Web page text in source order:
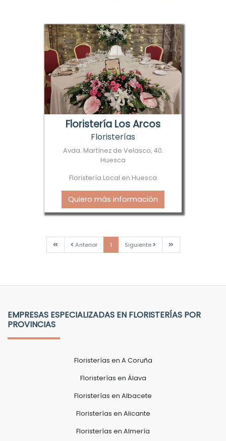
Floristería Los Arcos
Floristerías
Avda. Martínez de Velasco, 40.
Huesca
Floristería Local en Huesca
Quiero más información
PrimeraAnteriorAnterior
1 Siguiente SiguienteÚltima
EMPRESAS ESPECIALIZADAS EN FLORISTERÍAS POR
PROVINCIAS
Floristerías en A Coruña
Floristerías en Álava
Floristerías en Albacete
Floristerías en Alicante
Floristerías en Almería